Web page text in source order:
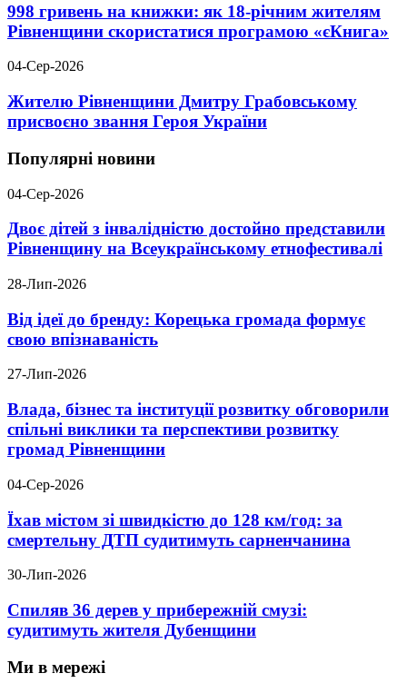
998 гривень на книжки: як 18-річним жителям
Рівненщини скористатися програмою «єКнига»
04-Сер-2026
Жителю Рівненщини Дмитру Грабовському
присвоєно звання Героя України
Популярні новини
04-Сер-2026
Двоє дітей з інвалідністю достойно представили
Рівненщину на Всеукраїнському етнофестивалі
28-Лип-2026
Від ідеї до бренду: Корецька громада формує
свою впізнаваність
27-Лип-2026
Влада, бізнес та інституції розвитку обговорили
спільні виклики та перспективи розвитку
громад Рівненщини
04-Сер-2026
Їхав містом зі швидкістю до 128 км/год: за
смертельну ДТП судитимуть сарненчанина
30-Лип-2026
Спиляв 36 дерев у прибережній смузі:
судитимуть жителя Дубенщини
Ми в мережі